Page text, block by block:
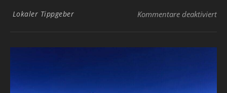
Lokaler Tippgeber Kommentare deaktiviertfür